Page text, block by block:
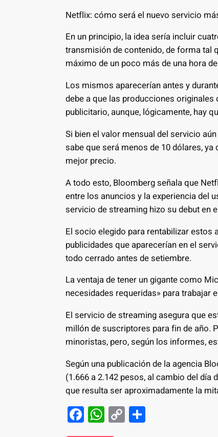
Netflix: cómo será el nuevo servicio
En un principio, la idea sería incluir
transmisión de contenido, de forma tal
máximo de un poco más de una hora
Los mismos aparecerían antes y
debe a que las producciones
publicitario, aunque, lógicamente, hay
Si bien el valor mensual del servicio
sabe que será menos de 10 dólares,
mejor precio.
A todo esto, Bloomberg señala que
entre los anuncios y la experiencia del
servicio de streaming hizo su debut en
El socio elegido para rentabilizar
publicidades que aparecerían en el
todo cerrado antes de setiembre.
La ventaja de tener un gigante como
necesidades requeridas» para trabajar
El servicio de streaming asegura que
millón de suscriptores para fin de año.
minoristas, pero, según los informes,
Según una publicación de la agencia
(1.666 a 2.142 pesos, al cambio del
que resulta ser aproximadamente la
F
a
W
h
C
o